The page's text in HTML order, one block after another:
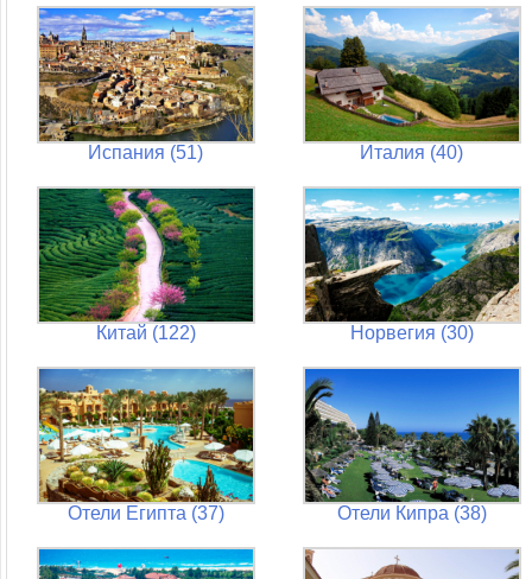
Испания (51) Италия (40)
Китай (122) Норвегия (30)
Отели Египта (37) Отели Кипра (38)